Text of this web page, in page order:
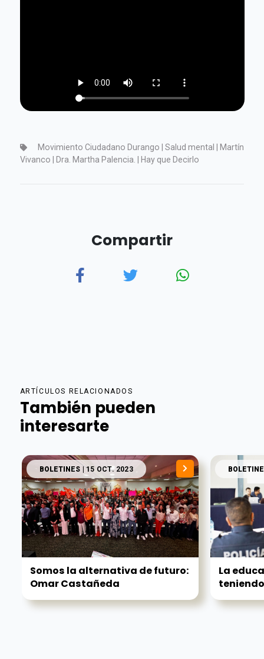
Movimiento Ciudadano Durango | Salud mental | Martín
Vivanco | Dra. Martha Palencia. | Hay que Decirlo
Compartir
ARTÍCULOS RELACIONADOS
También pueden
interesarte
BOLETINES | 15 OCT. 2023
Somos la alternativa de futuro:
Omar Castañeda
La